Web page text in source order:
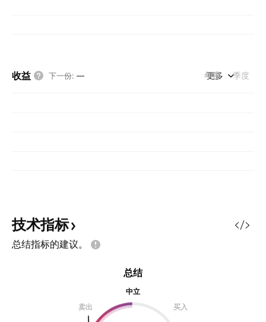
收益 下一份: — 年度 季度
更多
技术指标
总结指标的建议。
总结
中立
卖出
买入